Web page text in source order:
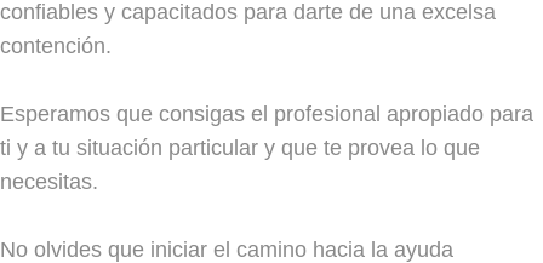
confiables y capacitados para darte de una excelsa
contención.
Esperamos que consigas el profesional apropiado para
ti y a tu situación particular y que te provea lo que
necesitas.
No olvides que iniciar el camino hacia la ayuda